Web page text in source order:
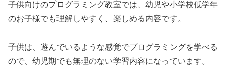
子供向けのプログラミング教室では、幼児や小学校低学年
のお子様でも理解しやすく、楽しめる内容です。
子供は、遊んでいるような感覚でプログラミングを学べる
ので、幼児期でも無理のない学習内容になっています。